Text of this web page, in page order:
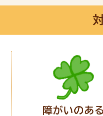
障がいのある